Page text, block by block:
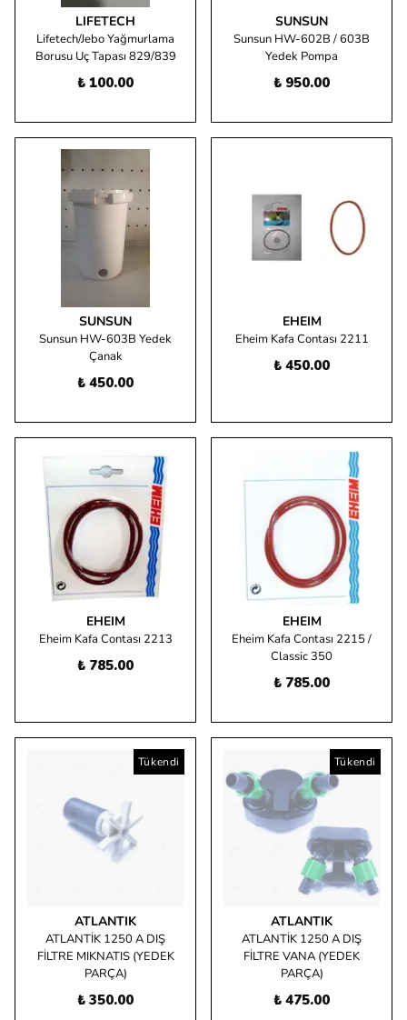
LIFETECH
Lifetech/Jebo Yağmurlama
Borusu Uç Tapası 829/839
₺ 100.00
SUNSUN
Sunsun HW-602B / 603B
Yedek Pompa
₺ 950.00
SUNSUN
Sunsun HW-603B Yedek
Çanak
₺ 450.00
EHEIM
Eheim Kafa Contası 2211
₺ 450.00
EHEIM
Eheim Kafa Contası 2213
₺ 785.00
EHEIM
Eheim Kafa Contası 2215 /
Classic 350
₺ 785.00
Tükendi
ATLANTIK
ATLANTİK 1250 A DIŞ
FİLTRE MIKNATIS (YEDEK
PARÇA)
₺ 350.00
Tükendi
ATLANTIK
ATLANTİK 1250 A DIŞ
FİLTRE VANA (YEDEK
PARÇA)
₺ 475.00